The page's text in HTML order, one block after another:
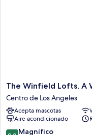
The
Winfield
Lofts,
A
Wyndham
Hotel
The Winfield Lofts, A
Centro de Los Angeles
Acepta mascotas
Aire acondicionado
9.0 Magnífico